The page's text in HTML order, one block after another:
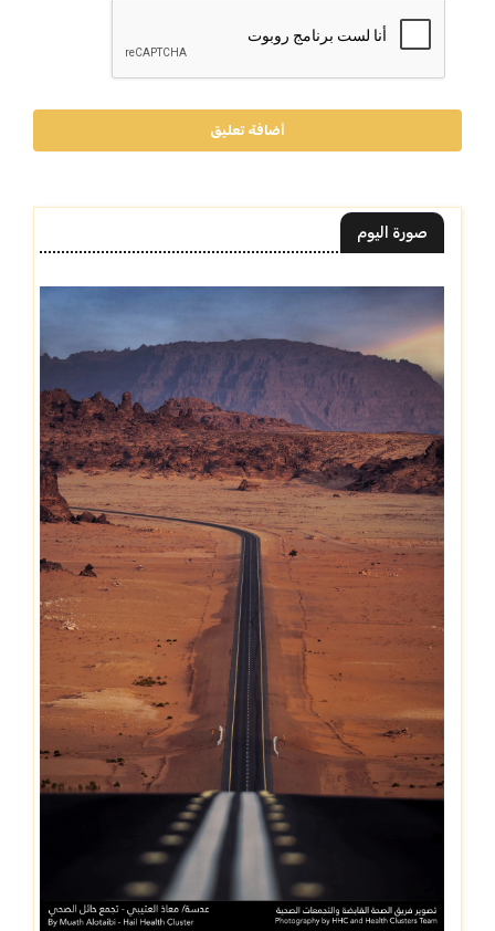
أضافة تعليق
صورة اليوم